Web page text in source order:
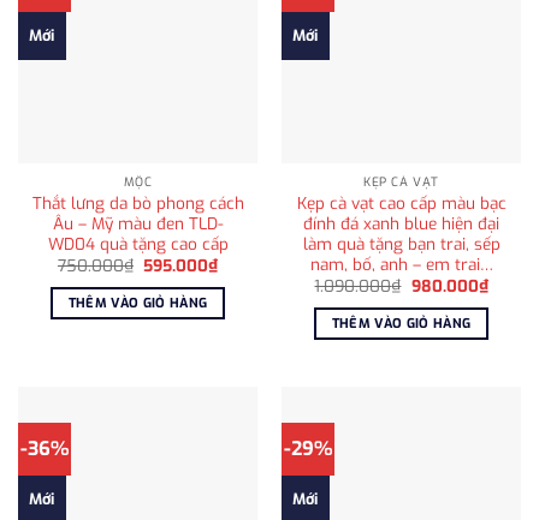
Mới
MỘC
Thắt lưng da bò phong cách
Âu – Mỹ màu đen TLD-
WD04 quà tặng cao cấp
750.000₫ Giá
là:
750.000₫.
595.000₫Giá
hiện
tại
595.000₫.
THÊM VÀO GIỎ HÀNG
Mới
KẸP CÀ VẠT
Kẹp cà vạt cao cấp màu bạc
đính đá xanh blue hiện đại
làm quà tặng bạn trai, sếp
nam, bố, anh – em trai…
1.090.000₫ Giá
là:
1.090.000₫.
980.000₫Giá
hiện
THÊM VÀO GIỎ HÀNG
-36%
Mới
-29%
Mới